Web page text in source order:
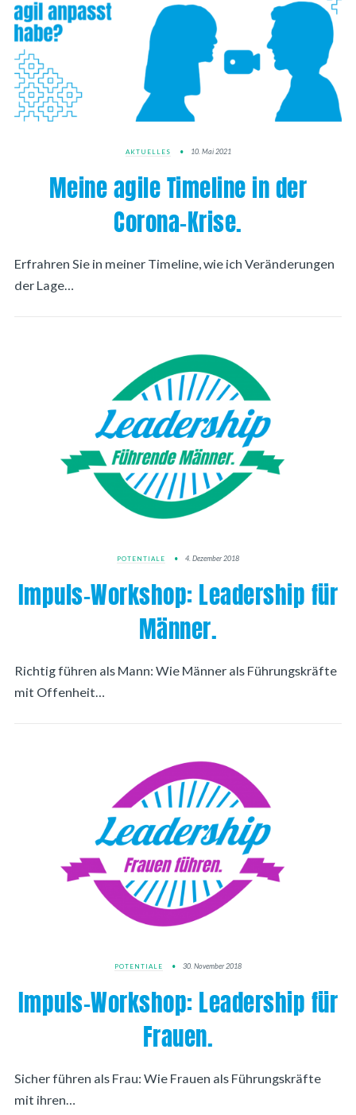
AKTUELLES 10. Mai 2021
Meine agile Timeline in der
Corona-Krise.
Erfrahren Sie in meiner Timeline, wie ich Veränderungen
der Lage…
POTENTIALE 4. Dezember 2018
Impuls-Workshop: Leadership für
Männer.
Richtig führen als Mann: Wie Männer als Führungskräfte
mit Offenheit…
POTENTIALE 30. November 2018
Impuls-Workshop: Leadership für
Frauen.
Sicher führen als Frau: Wie Frauen als Führungskräfte
mit ihren…